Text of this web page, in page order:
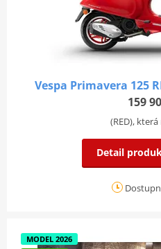
Vespa Primavera 125
159
(RED),
Detail
MODEL 2026